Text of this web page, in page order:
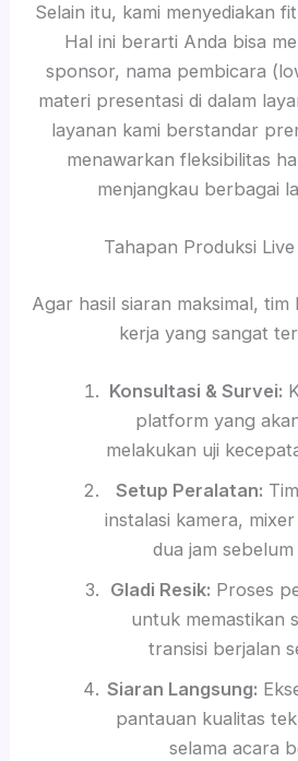
Selain itu, kami menyediakan
Hal ini berarti Anda bisa
sponsor, nama pembicara
materi presentasi di dalam
layanan kami berstandar
menawarkan fleksibilitas
menjangkau berbagai
Tahapan Produksi
Agar hasil siaran maksimal,
kerja yang sangat
Konsultasi & Survei:
platform yang
melakukan uji
Setup Peralatan:
instalasi kamera,
dua jam
Gladi Resik: Proses
untuk memastikan
transisi berjalan
Siaran Langsung:
pantauan kualitas
selama acara